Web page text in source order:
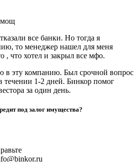
все банки. Но тогда я
то менеджер нашел для меня
, что хотел и закрыл все мфо.
в эту компанию. Был срочной вопрос
1-2 дней. Бинкор помог
за один день.
под залог имущества?